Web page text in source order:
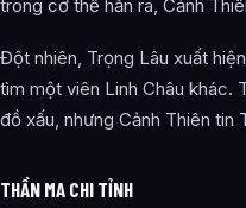
trong cơ thể hắn ra, Cảnh
Đột nhiên, Trọng Lâu xuất
tìm một viên Linh Châu khác.
đồ xấu, nhưng Cảnh Thiên tin
THẦN MA CHI TỈNH